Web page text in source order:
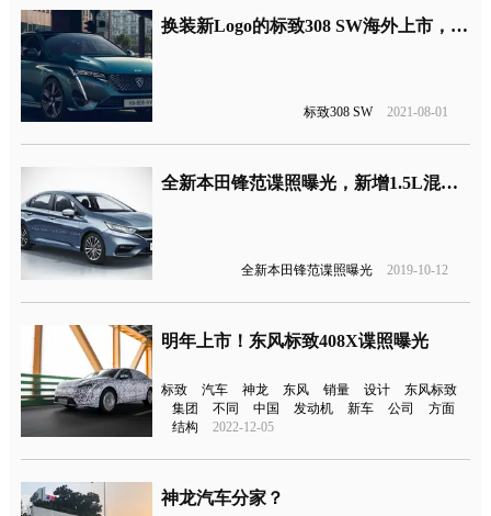
换装新Logo的标致308 SW海外上市，能否打开海外市场？
标致308 SW 2021-08-01
全新本田锋范谍照曝光，新增1.5L混动版本
全新本田锋范谍照曝光 2019-10-12
明年上市！东风标致408X谍照曝光
标致 汽车 神龙 东风 销量 设计
东风标致
集团
不同 中国 发动机 新车 公司
方面
结构
2022-12-05
神龙汽车分家？